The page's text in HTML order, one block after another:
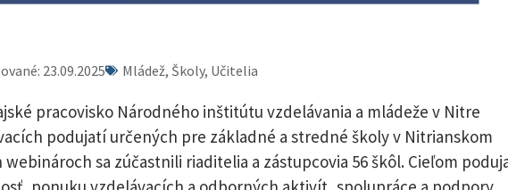
23.09.2025 Mládež, Školy, Učitelia
pracovisko Národného inštitútu vzdelávania a mládeže v Nitre
podujatí určených pre základné a stredné školy v Nitrianskom
sa zúčastnili riaditelia a zástupcovia 56 škôl. Cieľom